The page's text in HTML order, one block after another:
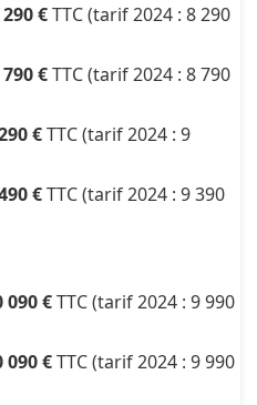
€TTC (tarif 2024 : 8 290
€TTC (tarif 2024 : 8 790
€TTC (tarif 2024 : 9
€TTC (tarif 2024 : 9 390
090 €TTC (tarif 2024 : 9 990
090 €TTC (tarif 2024 : 9 990